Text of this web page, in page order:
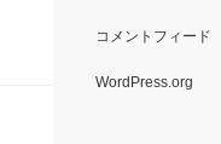
コメントフィード
WordPress.org